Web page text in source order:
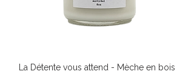
La Détente vous attend - Mèche en bois